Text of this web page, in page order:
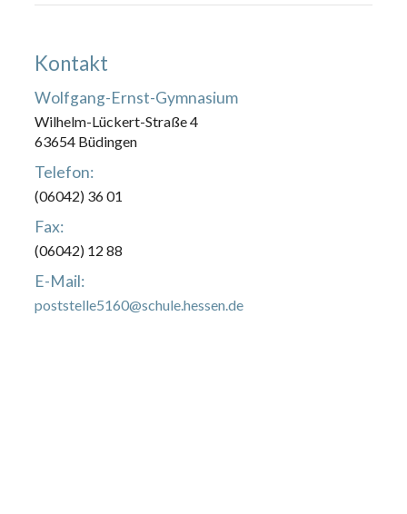
Kontakt
Wolfgang-Ernst-Gymnasium
Wilhelm-Lückert-Straße 4
63654 Büdingen
Telefon:
(06042) 36 01
Fax:
(06042) 12 88
E-Mail:
poststelle5160@schule.hessen.de